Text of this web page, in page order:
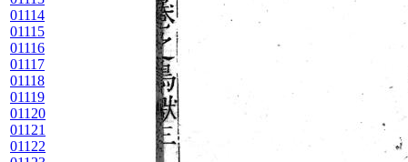
01114
01115
01116
01117
01118
01119
01120
01121
01122